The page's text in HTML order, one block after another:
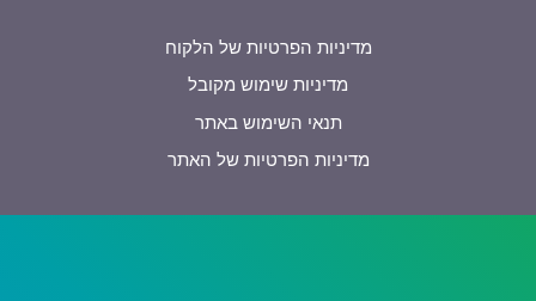
מדיניות הפרטיות של הלקוח
מדיניות שימוש מקובל
תנאי השימוש באתר
מדיניות הפרטיות של האתר